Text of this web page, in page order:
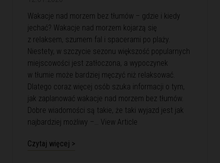
Wakacje nad morzem bez tłumów – gdzie i kiedy
jechać? Wakacje nad morzem kojarzą się
z relaksem, szumem fal i spacerami po plaży.
Niestety, w szczycie sezonu większość popularnych
miejscowości jest zatłoczona, a wypoczynek
w tłumie może bardziej męczyć niż relaksować.
Dlatego coraz więcej osób szuka informacji o tym,
jak zaplanować wakacje nad morzem bez tłumów.
Dobre wiadomości są takie, że taki wyjazd jest jak
najbardziej możliwy –… View Article
Czytaj więcej >